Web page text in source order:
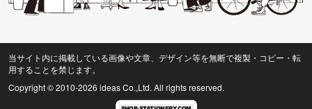
当サイト内に掲載している画像や文章、デザイン等を無断で複製・コピー・転
用することを禁じます。
Copyright © 2010-2026 ideas Co.,Ltd. All rights reserved.